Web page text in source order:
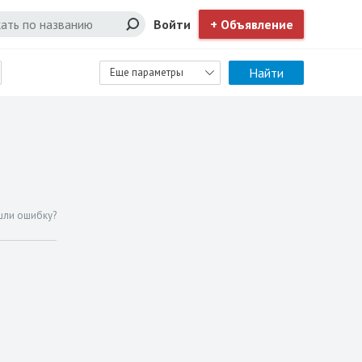
Войти + Объявление
Еще параметры Найти
ошибку?